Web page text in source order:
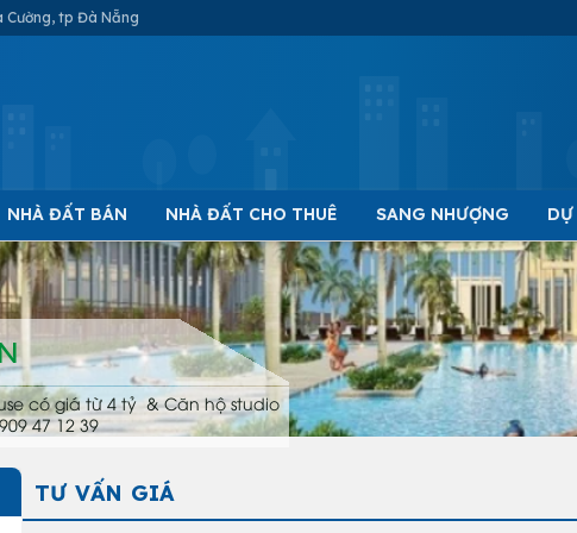
Cường, tp Đà Nẵng
NHÀ ĐẤT BÁN NHÀ ĐẤT CHO THUÊ SANG NHƯỢNG
có giá từ 4 tỷ & Căn hộ studio
47 12 39
TƯ VẤN GIÁ